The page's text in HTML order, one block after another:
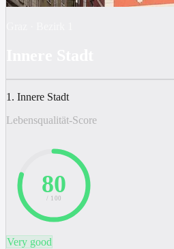
1. Innere Stadt
Lebensqualität-Score
80
/ 100
Very good